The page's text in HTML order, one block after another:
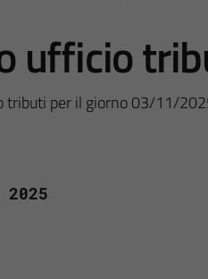
ufficio
tributi per il giorno 03/11/